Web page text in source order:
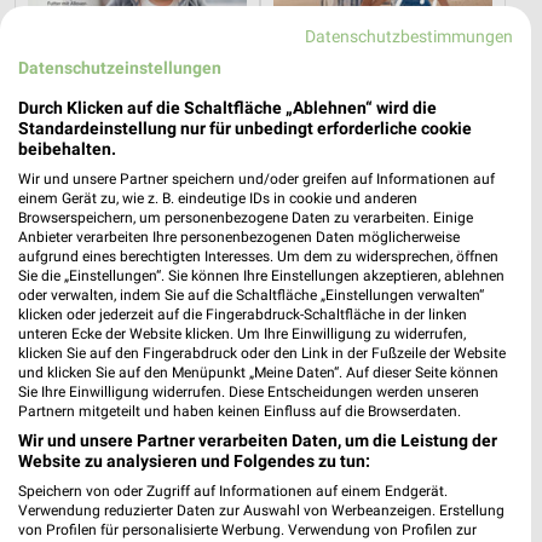
3 km
Milchzahn-Woche
Gültig bis Do. 01.10.
Summer Days
Gültig bis Di. 01.09.
Tchibo Kik
Datenschutzbestimmungen
Datenschutzeinstellungen
Durch Klicken auf die Schaltfläche „Ablehnen“ wird die
Standardeinstellung nur für unbedingt erforderliche cookie
beibehalten.
Wir und unsere Partner speichern und/oder greifen auf Informationen auf
einem Gerät zu, wie z. B. eindeutige IDs in cookie und anderen
Browserspeichern, um personenbezogene Daten zu verarbeiten. Einige
Anbieter verarbeiten Ihre personenbezogenen Daten möglicherweise
aufgrund eines berechtigten Interesses. Um dem zu widersprechen, öffnen
Sie die „Einstellungen“. Sie können Ihre Einstellungen akzeptieren, ablehnen
oder verwalten, indem Sie auf die Schaltfläche „Einstellungen verwalten“
klicken oder jederzeit auf die Fingerabdruck-Schaltfläche in der linken
unteren Ecke der Website klicken. Um Ihre Einwilligung zu widerrufen,
klicken Sie auf den Fingerabdruck oder den Link in der Fußzeile der Website
und klicken Sie auf den Menüpunkt „Meine Daten“. Auf dieser Seite können
Sie Ihre Einwilligung widerrufen. Diese Entscheidungen werden unseren
Partnern mitgeteilt und haben keinen Einfluss auf die Browserdaten.
Wir und unsere Partner verarbeiten Daten, um die Leistung der
Website zu analysieren und Folgendes zu tun:
Speichern von oder Zugriff auf Informationen auf einem Endgerät.
Verwendung reduzierter Daten zur Auswahl von Werbeanzeigen. Erstellung
von Profilen für personalisierte Werbung. Verwendung von Profilen zur